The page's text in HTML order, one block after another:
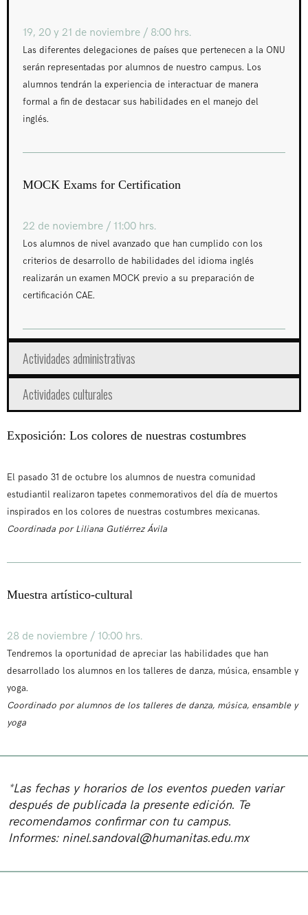
19, 20 y 21 de noviembre / 8:00 hrs.
Las diferentes delegaciones de países que pertenecen a la ONU
serán representadas por alumnos de nuestro campus. Los
alumnos tendrán la experiencia de interactuar de manera
formal a fin de destacar sus habilidades en el manejo del
inglés.
MOCK Exams for Certification
22 de noviembre / 11:00 hrs.
Los alumnos de nivel avanzado que han cumplido con los
criterios de desarrollo de habilidades del idioma inglés
realizarán un examen MOCK previo a su preparación de
certificación CAE.
Actividades administrativas
Actividades culturales
Exposición: Los colores de nuestras costumbres
El pasado 31 de octubre los alumnos de nuestra comunidad
estudiantil realizaron tapetes conmemorativos del día de muertos
inspirados en los colores de nuestras costumbres mexicanas.
Coordinada por Liliana Gutiérrez Ávila
Muestra artístico-cultural
28 de noviembre / 10:00 hrs.
Tendremos la oportunidad de apreciar las habilidades que han
desarrollado los alumnos en los talleres de danza, música, ensamble y
yoga.
Coordinado por alumnos de los talleres de danza, música, ensamble y
yoga
*Las fechas y horarios de los eventos pueden variar
después de publicada la presente edición. Te
recomendamos confirmar con tu campus.
Informes: ninel.sandoval@humanitas.edu.mx